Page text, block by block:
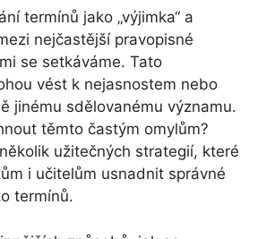
termínů jako „výjimka“ a
nejčastější pravopisné
se setkáváme. Tato
vést k nejasnostem nebo
jinému sdělovanému významu.
těmto častým omylům?
užitečných strategií, které
i učitelům usnadnit správné
termínů.